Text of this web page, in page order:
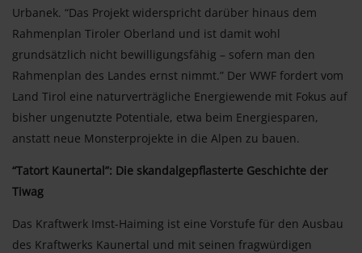
Urbanek. “Das Projekt widerspricht darüber hinaus dem
Rahmenplan Tiroler Oberland und ist damit wohl
grundsätzlich nicht bewilligungsfähig – sofern man den
Rahmenplan des Landes ernst nimmt.” Der WWF fordert vom
Land Tirol eine naturverträgliche Energiewende mit Fokus auf
bisher ungenutzte Potentiale, etwa beim Energiesparen,
anstatt neue Monsterprojekte in die Alpen zu bauen.
“Tatort Kaunertal”: Die skandalgepflasterte Geschichte der
Tiwag
Das Kraftwerk Imst-Haiming ist eine Vorstufe für den Ausbau
des Kraftwerks Kaunertal und mit seinen fragwürdigen